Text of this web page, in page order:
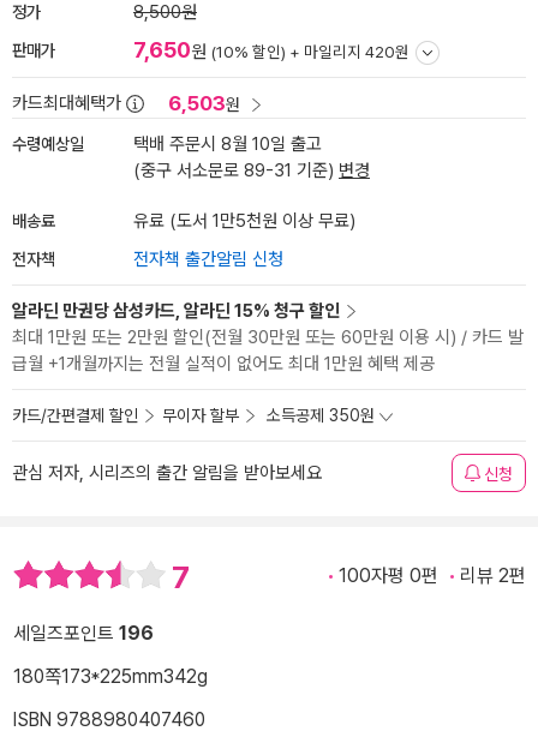
정가 8,500원
판매가 7,650원 (10% 할인) + 마일리지 420원
카드최대혜택가 6,503원
수령예상일
택배 주문시 8월 10일 출고
(중구 서소문로 89-31 기준) 변경
배송료 유료 (도서 1만5천원 이상 무료)
전자책 전자책 출간알림 신청
알라딘 만권당 삼성카드, 알라딘 15% 청구 할인
최대 1만원 또는 2만원 할인(전월 30만원 또는 60만원 이용 시) / 카드 발
급월 +1개월까지는 전월 실적이 없어도 최대 1만원 혜택 제공
카드/간편결제 할인 무이자 할부 소득공제 350원
관심 저자, 시리즈의 출간 알림을 받아보세요 신청
7 100자평 0편 리뷰 2편
세일즈포인트 196
180쪽173*225mm342g
ISBN 9788980407460